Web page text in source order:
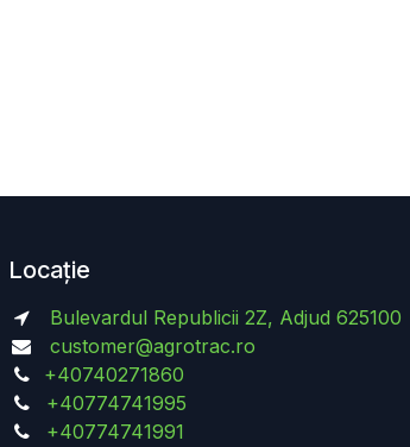
Locație
Bulevardul Republicii 2Z, Adjud 625100
customer@agrotrac.ro
+40740271860
+40774741995
+40774741991